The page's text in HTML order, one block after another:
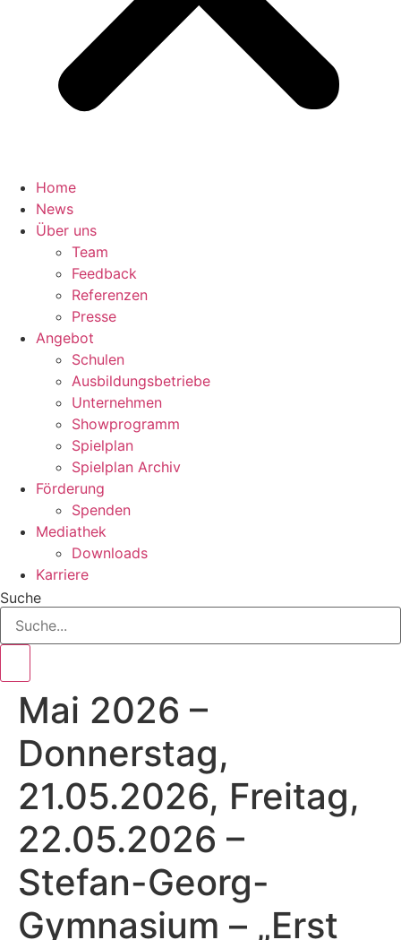
Home
News
Über uns
Team
Feedback
Referenzen
Presse
Angebot
Schulen
Ausbildungsbetriebe
Unternehmen
Showprogramm
Spielplan
Spielplan Archiv
Förderung
Spenden
Mediathek
Downloads
Karriere
Suche
Mai 2026 –
Donnerstag,
21.05.2026, Freitag,
22.05.2026 –
Stefan-Georg-
Gymnasium – „Erst